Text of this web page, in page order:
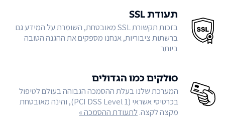
תעודת SSL
בזכות תקשורת SSL מאובטחת, השומרת על המידע גם
ברשתות ציבוריות, אנחנו מספקים את ההגנה הטובה
ביותר
סולקים כמו הגדולים
המערכת שלנו בעלת ההסמכה הגבוהה בעולם לטיפול
בכרטיסי אשראי (PCI DSS Level 1), והינה מאובטחת
מקצה לקצה.לתעודת ההסמכה »